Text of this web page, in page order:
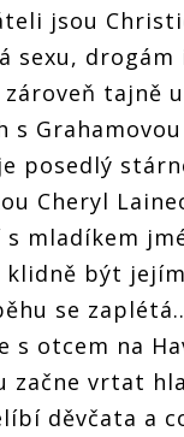
jsou
sexu,
tajně
s
posedlý
Cheryl
mladíkem
být
se
s otcem na
začne vrtat
děvčata a